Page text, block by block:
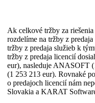
Ak celkové tržby za
rozdelíme na tržby z
tržby z predaja služieb k
tržby z predaja licencií
eur), nasleduje ANASOFT
(1 253 213 eur). Rovnaké
o predajoch licencií nám
Slovakia a KARAT